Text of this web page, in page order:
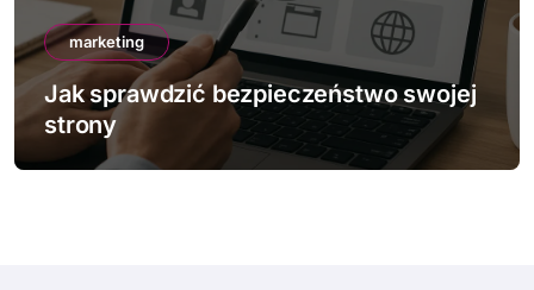
marketing
Jak sprawdzić bezpieczeństwo swojej
strony